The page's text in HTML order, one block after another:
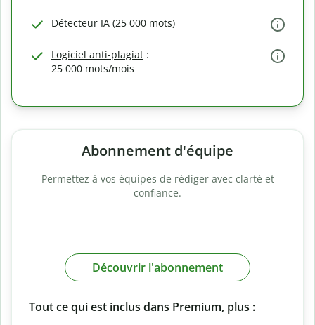
Détecteur IA (25 000 mots)
Logiciel anti-plagiat :
25 000 mots/mois
Abonnement d'équipe
Permettez à vos équipes de rédiger avec clarté et
confiance.
Découvrir l'abonnement
Tout ce qui est inclus dans Premium, plus :